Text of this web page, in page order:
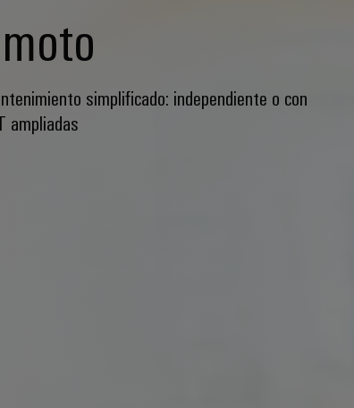
simplificado: independiente o con
ampliadas